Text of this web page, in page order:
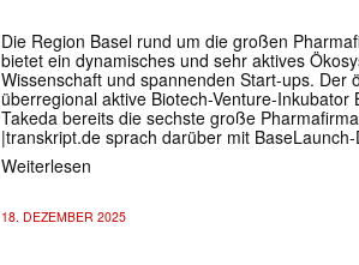
Die Region Basel rund um die großen
bietet ein dynamisches und sehr aktives
Wissenschaft und spannenden Start-ups. Der
überregional aktive Biotech-Venture-
Takeda bereits die sechste große
|transkript.de sprach darüber mit
Weiterlesen
18. DEZEMBER 2025